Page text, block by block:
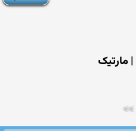
>>